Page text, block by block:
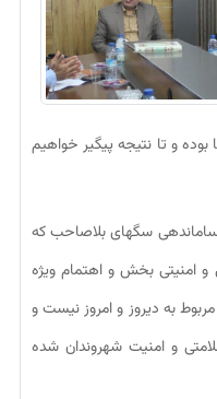
بوده و تا نتیجه پیگیر خواهیم
سگهای بلاصاحب که
و امنیتی بخش و اهتمام ویژه
به دیروز و امروز نیست و
و امنیت شهروندان شده